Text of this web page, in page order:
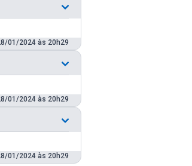
em: 28/01/2024 às 20h29
em: 28/01/2024 às 20h29
em: 28/01/2024 às 20h29